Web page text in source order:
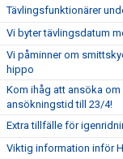
Tävlingsfunktionärer
Vi byter tävlingsdatum
Vi påminner om
hippo
Kom ihåg att ansöka
ansökningstid till 23/4!
Extra tillfälle för
Viktig information inför